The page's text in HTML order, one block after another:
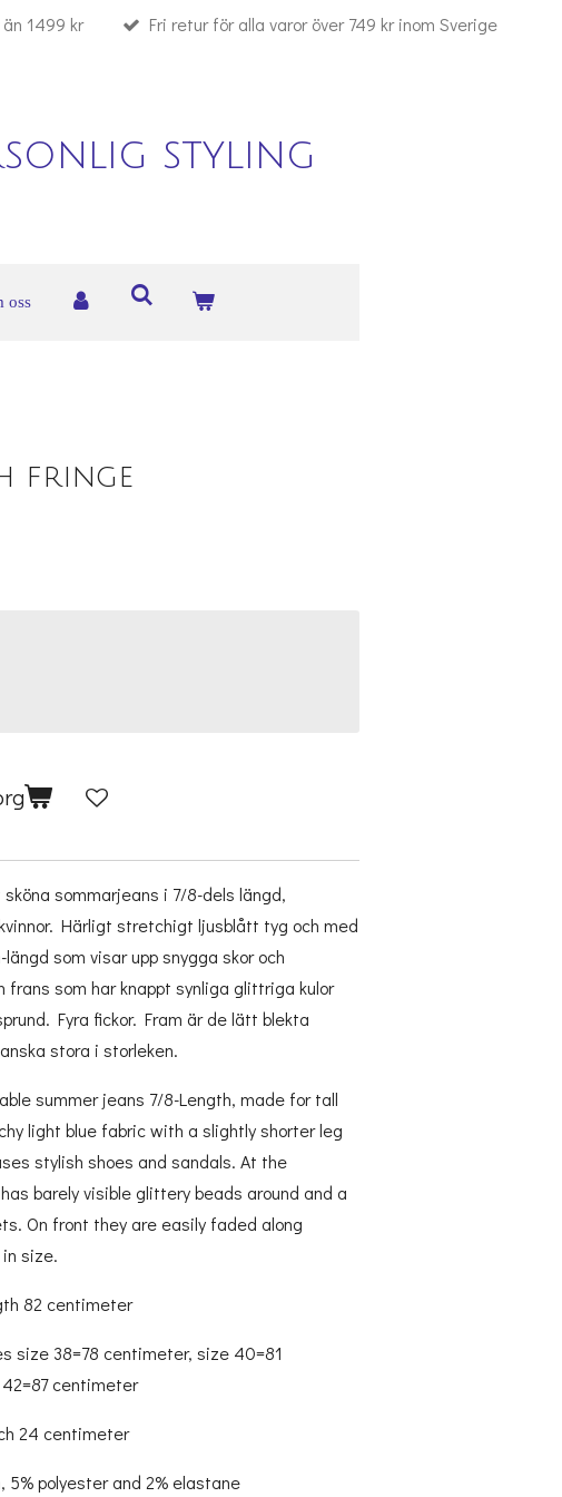
1499 kr Fri retur för alla varor över 749 kr inom Sverige
styling
oss
fringe
sommarjeans i 7/8-dels längd,
Härligt stretchigt ljusblått tyg och med
som visar upp snygga skor och
frans som har knappt synliga glittriga kulor
Fyra fickor. Fram är de lätt blekta
stora i storleken.
summer jeans 7/8-Length, made for tall
light blue fabric with a slightly shorter leg
stylish shoes and sandals. At the
barely visible glittery beads around and a
On front they are easily faded along
size.
82 centimeter
size 38=78 centimeter, size 40=81
centimeter
24 centimeter
5% polyester and 2% elastane